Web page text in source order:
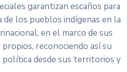
garantizan escaños para
los pueblos indígenas en la
en el marco de sus
reconociendo así su
política desde sus territorios y